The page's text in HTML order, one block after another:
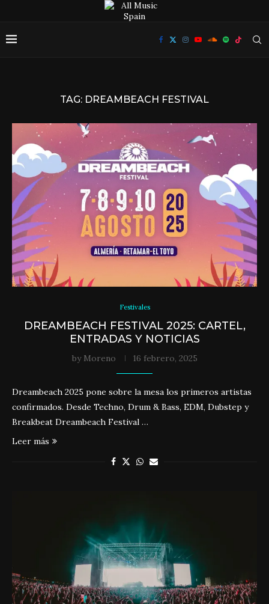
TAG: DREAMBEACH FESTIVAL
Festivales
DREAMBEACH FESTIVAL 2025: CARTEL,
ENTRADAS Y NOTICIAS
by Moreno 16 febrero, 2025
Dreambeach 2025 pone sobre la mesa los primeros artistas
confirmados. Desde Techno, Drum & Bass, EDM, Dubstep y
Breakbeat Dreambeach Festival …
Leer más